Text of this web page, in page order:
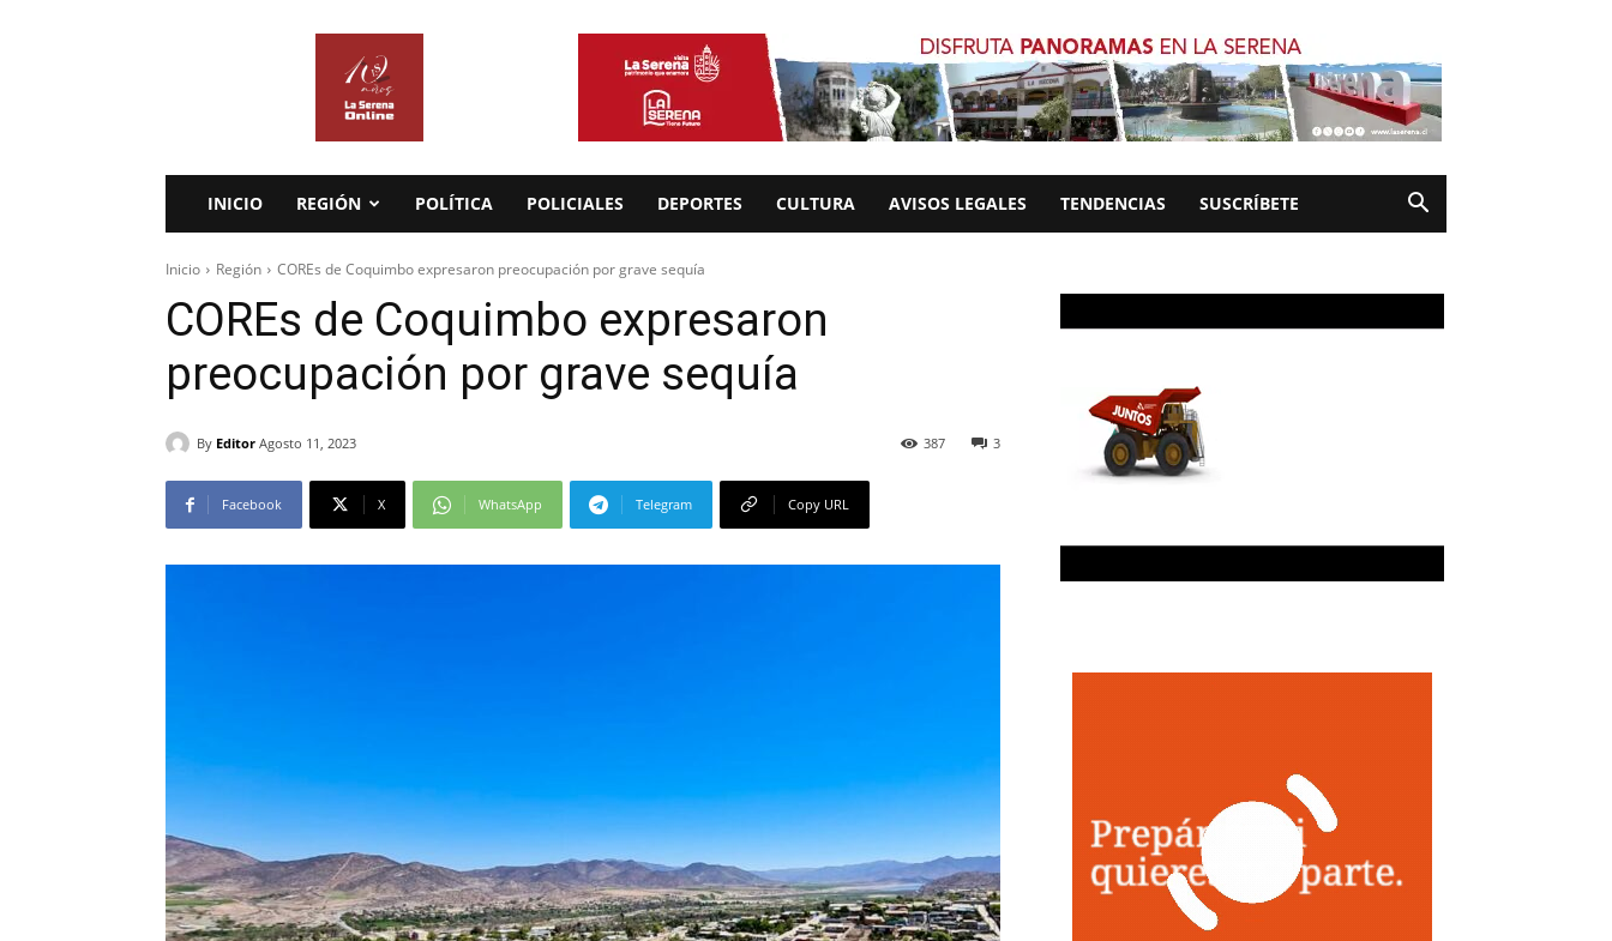
INICIO REGIÓN POLÍTICA POLICIALES DEPORTES CULTURA AVISOS LEGALES TENDENCIAS SUSCRÍBETE
Inicio Región COREs de Coquimbo expresaron preocupación por grave sequía
COREs de Coquimbo expresaron
preocupación por grave sequía
By Editor Agosto 11, 2023 3
387
Facebook X WhatsApp Telegram Copy URL